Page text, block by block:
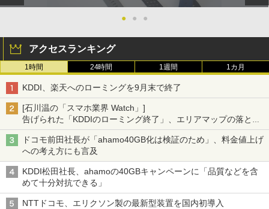
● ● ●
アクセスランキング
1時間 24時間 1週間 1カ月
KDDI、楽天へのローミングを9月末で終了
[石川温の「スマホ業界 Watch」]
告げられた「KDDIのローミング終了」、エリアマップの落とし
穴と楽天モバイルの課題
ドコモ前田社長が「ahamo40GB化は検証のため」、料金値上げ
への考え方にも言及
KDDI松田社長、ahamoの40GBキャンペーンに「品質などを含
めて十分対抗できる」
NTTドコモ、エリクソン製の最新型装置を国内初導入